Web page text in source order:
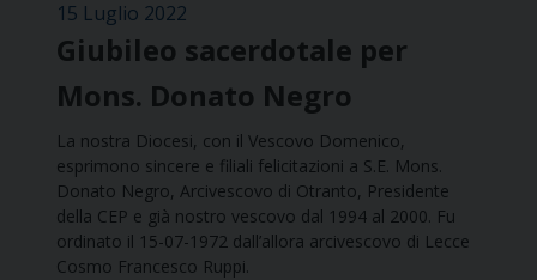
15 Luglio 2022
Giubileo sacerdotale per
Mons. Donato Negro
La nostra Diocesi, con il Vescovo Domenico,
esprimono sincere e filiali felicitazioni a S.E. Mons.
Donato Negro, Arcivescovo di Otranto, Presidente
della CEP e già nostro vescovo dal 1994 al 2000. Fu
ordinato il 15-07-1972 dall’allora arcivescovo di Lecce
Cosmo Francesco Ruppi.